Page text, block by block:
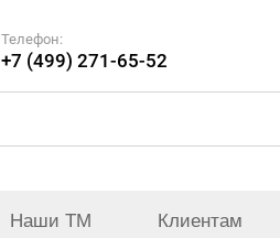
Телефон:
+7 (499) 271-65-52
Наши ТМ Клиентам